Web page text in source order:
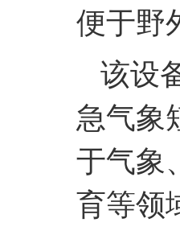
便于野
该设
急气象
于气象
育等领